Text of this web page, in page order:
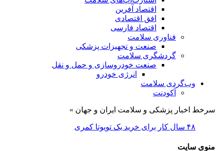
اقتصاد آفرین
افق اقتصادی
اقتصاد فارسی
فناوری سلامت
صنعت و تجهیزات پزشکی
گردشگری سلامت
صنعت خودروسازی و حمل و نقل
انرژی خودرو
وب‌گردی سلامت
آکودنت
سرخط اخبار پزشکی و سلامت ایران و جهان »
۴۸ سال کار برای خرید یک تویوتا کمری
منوی سایت